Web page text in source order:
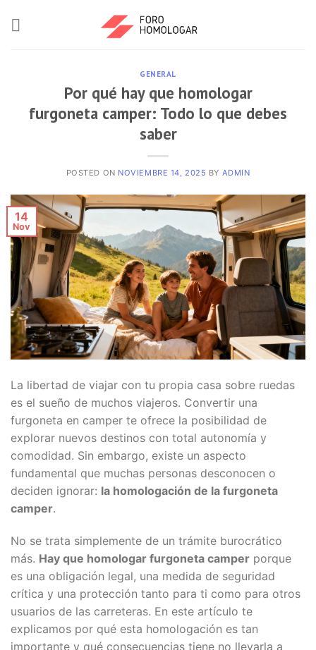
GENERAL
Por qué hay que homologar
furgoneta camper: Todo lo que debes
saber
POSTED ON NOVIEMBRE 14, 2025 BY ADMIN
14
Nov
La libertad de viajar con tu propia casa sobre ruedas
es el sueño de muchos viajeros. Convertir una
furgoneta en camper te ofrece la posibilidad de
explorar nuevos destinos con total autonomía y
comodidad. Sin embargo, existe un aspecto
fundamental que muchas personas desconocen o
deciden ignorar: la homologación de la furgoneta
camper.
No se trata simplemente de un trámite burocrático
más. Hay que homologar furgoneta camper porque
es una obligación legal, una medida de seguridad
crítica y una protección tanto para ti como para otros
usuarios de las carreteras. En este artículo te
explicamos por qué esta homologación es tan
importante y qué consecuencias tiene no llevarla a